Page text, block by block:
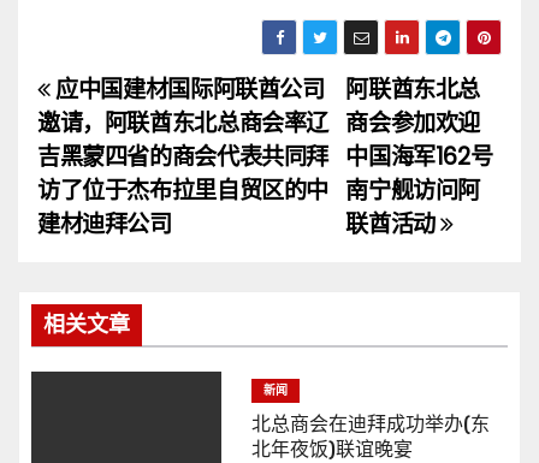
文
章
导
阿联酋东北总
商会参加欢迎
中国海军162号
南宁舰访问阿
联酋活动
应中国建材国际阿联酋公司
邀请，阿联酋东北总商会率辽
吉黑蒙四省的商会代表共同拜
访了位于杰布拉里自贸区的中
建材迪拜公司
相关文章
新闻
北总商会在迪拜成功举办(东
北年夜饭)联谊晚宴